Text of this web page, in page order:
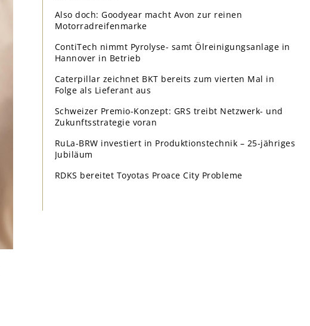
Also doch: Goodyear macht Avon zur reinen
Motorradreifenmarke
ContiTech nimmt Pyrolyse- samt Ölreinigungsanlage in
Hannover in Betrieb
Caterpillar zeichnet BKT bereits zum vierten Mal in
Folge als Lieferant aus
Schweizer Premio-Konzept: GRS treibt Netzwerk- und
Zukunftsstrategie voran
RuLa-BRW investiert in Produktionstechnik – 25-jähriges
Jubiläum
RDKS bereitet Toyotas Proace City Probleme